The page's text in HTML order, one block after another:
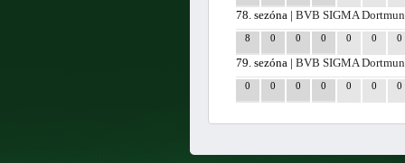
78. sezóna |BVB SIGMA
8 0 0 0 0 0 0
79. sezóna |BVB SIGMA
0 0 0 0 0 0 0